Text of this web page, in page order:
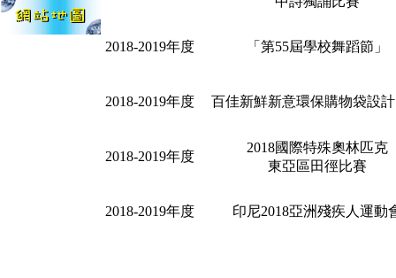
2018-2019年度 「第55屆學校舞蹈節」
2018-2019年度 百佳新鮮新意環保購物袋設
2018-2019年度
2018國際特殊奧林匹克
東亞區田徑比賽
2018-2019年度 印尼2018亞洲殘疾人運動